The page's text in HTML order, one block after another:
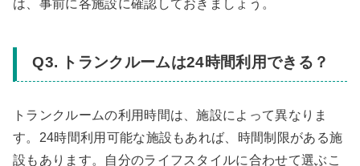
は、事前に各施設に確認しておきましょう。
Q3. トランクルームは24時間利用できる？
トランクルームの利用時間は、施設によって異なりま
す。24時間利用可能な施設もあれば、時間制限がある施
設もあります。自分のライフスタイルに合わせて選ぶこ